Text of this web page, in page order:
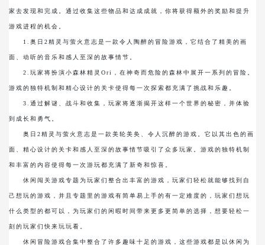
家去发现和完成。通过收集这些物品和达成成就，你将获得额外的奖励和提升
游戏进程的机会。
1.奥日2精灵与萤火意志是一款令人陶醉的冒险游戏，它结合了精美的画
面、动听的音乐和感人至深的故事情节。
2.玩家将扮演小森林精灵Ori，在神奇而危险的森林中展开一系列的冒险。
游戏的独特机制和精心设计的关卡使得每一次探索都充满了挑战和乐趣。
3.通过解谜、战斗和收集，玩家将逐渐揭开这样一个世界的秘密，并体验
到成长和勇气。
奥日2精灵与萤火意志是一款美轮美奂、令人沉醉的游戏。它以其出色的画
面、精心设计的关卡和感人至深的故事情节吸引了众多玩家。游戏的独特机制
和丰富的内容使得每一次游玩都充满了新奇和惊喜。
休闲闯关游戏专题为玩家们整合出丰富的游戏，玩家们轻松就能够找到自
己想玩的游戏，并且专题里的游戏有简单易上手的有一定难度的，玩家们想玩
什么类型的都可以，为玩家们的闲暇时间带来更多更简单的选择，想要轻松一
刻的玩家们快来玩玩看。
休闲冒险游戏合集中整合了许多趣味十足的游戏，这些游戏都是以休闲为